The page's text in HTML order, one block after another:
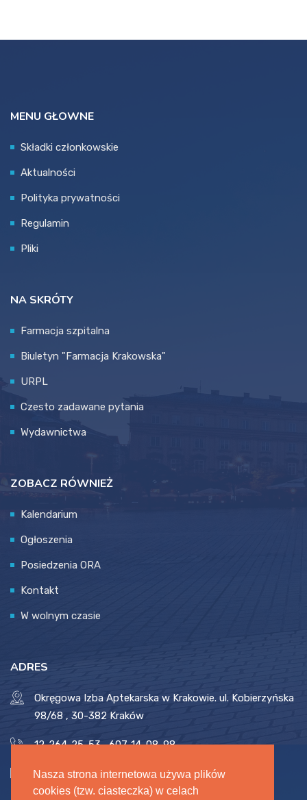
Nasza strona internetowa używa plików
cookies (tzw. ciasteczka) w celach
MENU GŁOWNE
Składki członkowskie
Aktualności
Polityka prywatności
Regulamin
Pliki
NA SKRÓTY
Farmacja szpitalna
Biuletyn "Farmacja Krakowska"
URPL
Czesto zadawane pytania
Wydawnictwa
ZOBACZ RÓWNIEŻ
Kalendarium
Ogłoszenia
Posiedzenia ORA
Kontakt
W wolnym czasie
ADRES
Okręgowa Izba Aptekarska w Krakowie. ul. Kobierzyńska
98/68 , 30-382 Kraków
12-264-25-53,607-14-08-98
biuro@oia.krakow.pl,oia.krakow.pl